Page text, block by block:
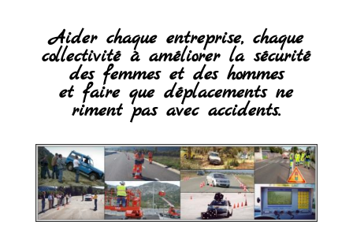
Aider chaque entreprise, chaque
collectivité à améliorer la sécurité
des femmes et des hommes
et faire que déplacements ne
riment pas avec accidents.